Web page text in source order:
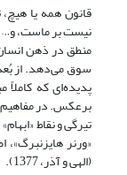
قانون همه یا
نیست بر ماست، و…
منطق در ذهن
سوق می‌دهد. از
پدیده‌ای که
برعکس. در مفاهیم
تیرگی و نقاط
«ورنر
(الهی و آذر، 1377).